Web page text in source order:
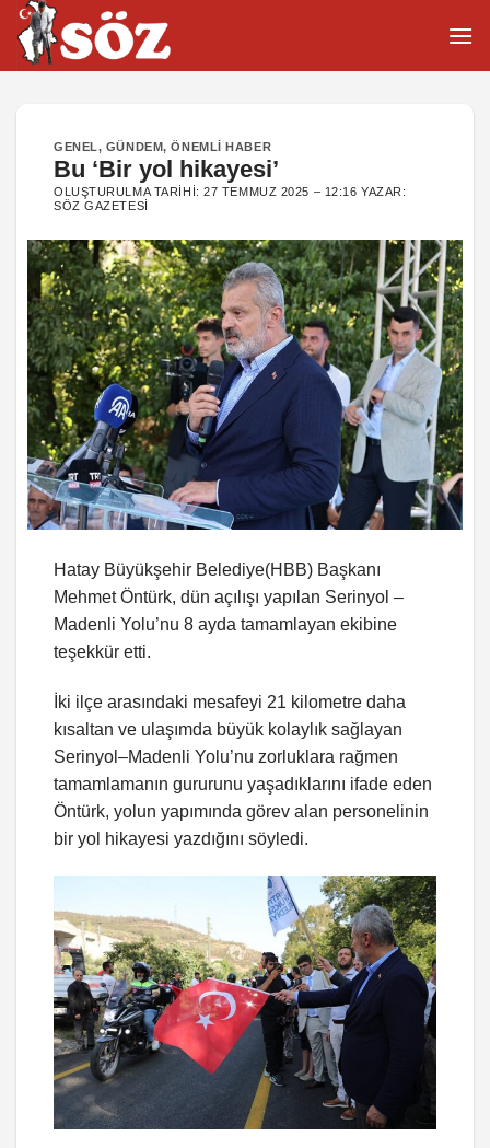
İçeriğe
atla
GENEL, GÜNDEM,ÖNEMLI HABER
Bu ‘Bir yol hikayesi’
OLUŞTURULMA TARIHI:27 TEMMUZ 2025 – 12:16 YAZAR:
SÖZ GAZETESI
Hatay Büyükşehir Belediye(HBB) Başkanı
Mehmet Öntürk, dün açılışı yapılan Serinyol –
Madenli Yolu’nu 8 ayda tamamlayan ekibine
teşekkür etti.
İki ilçe arasındaki mesafeyi 21 kilometre daha
kısaltan ve ulaşımda büyük kolaylık sağlayan
Serinyol–Madenli Yolu’nu zorluklara rağmen
tamamlamanın gururunu yaşadıklarını ifade eden
Öntürk, yolun yapımında görev alan personelinin
bir yol hikayesi yazdığını söyledi.